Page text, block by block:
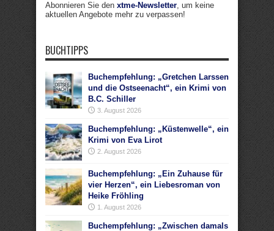
Abonnieren Sie den xtme-Newsletter, um keine
aktuellen Angebote mehr zu verpassen!
BUCHTIPPS
Buchempfehlung: „Gretchen Larssen
und die Ostseenacht“, ein Krimi von
B.C. Schiller
3. August 2026
Buchempfehlung: „Küstenwelle“, ein
Krimi von Eva Lirot
2. August 2026
Buchempfehlung: „Ein Zuhause für
vier Herzen“, ein Liebesroman von
Heike Fröhling
1. August 2026
Buchempfehlung: „Zwischen damals